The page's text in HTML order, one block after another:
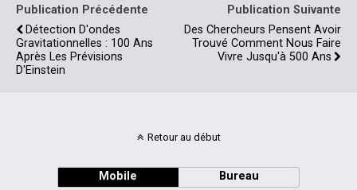
Publication Précédente
Détection D'ondes
Gravitationnelles : 100 Ans
Après Les Prévisions
D'Einstein
Publication Suivante
Des Chercheurs Pensent Avoir
Trouvé Comment Nous Faire
Vivre Jusqu'à 500 Ans
Retour au début
Mobile Bureau